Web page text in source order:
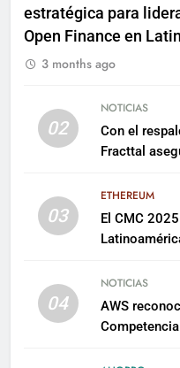
estratégica para
Open Finance en
3 months ago
02
NOTICIAS
Con el
Fracttal
03
ETHEREUM
El CMC
04
NOTICIAS
AWS